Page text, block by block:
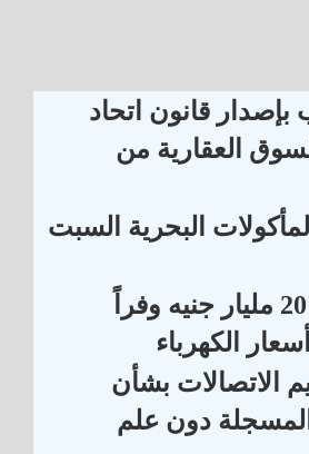
قانون اتحاد
العقارية من
البحرية السبت
مسؤول حكومي : 20 مليار جنيه وفراً
الكهرباء
الاتصالات بشأن
دون علم